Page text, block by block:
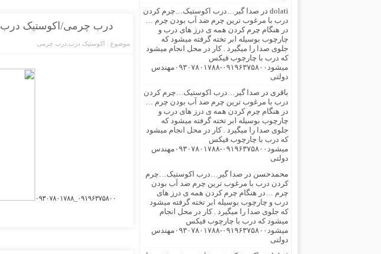
درب چرمی/اکوستیک درب
موضوع : اکوستیک درب درب چرمی
۰۹۱۹۶۳۷۵۸۰۰_۰۹۳۰۷۸۰۱۷۸۸
dolati در صدا گیر…درب اکوستیک…چرم کردن
درب با مرغوب ترین چرم ضد آب بودن چرم …
در هنگام چرم کردن همه ی درز های درب و
چارچوب بوسیله ابر تخته گرفته میشود که
جلوی صدا را میگیرد . کار در محل انجام میشود
که درب با چارچوب فیکس
میشود۰۹۱۹۶۳۷۵۸۰۰-۰۹۳۰۷۸۰۱۷۸۸مهندس
دولتی
باقری در صدا گیر…درب اکوستیک…چرم کردن
درب با مرغوب ترین چرم ضد آب بودن چرم …
در هنگام چرم کردن همه ی درز های درب و
چارچوب بوسیله ابر تخته گرفته میشود که
جلوی صدا را میگیرد . کار در محل انجام میشود
که درب با چارچوب فیکس
میشود۰۹۱۹۶۳۷۵۸۰۰-۰۹۳۰۷۸۰۱۷۸۸مهندس
دولتی
محمدحسن در صدا گیر…درب اکوستیک…چرم
کردن درب با مرغوب ترین چرم ضد آب بودن
چرم …در هنگام چرم کردن همه ی درز های
درب و چارچوب بوسیله ابر تخته گرفته میشود
که جلوی صدا را میگیرد . کار در محل انجام
میشود که درب با چارچوب فیکس
میشود۰۹۱۹۶۳۷۵۸۰۰-۰۹۳۰۷۸۰۱۷۸۸مهندس
دولتی